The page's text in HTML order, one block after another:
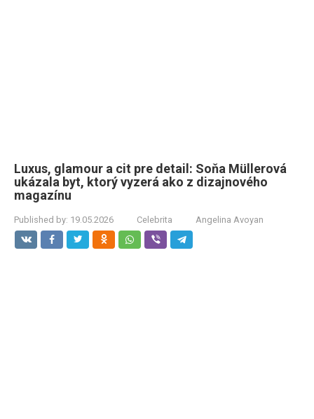
Luxus, glamour a cit pre detail: Soňa Müllerová
ukázala byt, ktorý vyzerá ako z dizajnového
magazínu
Published by: 19.05.2026 Celebrita Angelina Avoyan